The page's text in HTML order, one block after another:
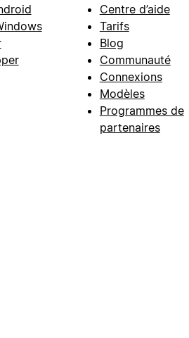
Centre d’aide
Tarifs
Blog
Communauté
Connexions
Modèles
Programmes de
partenaires